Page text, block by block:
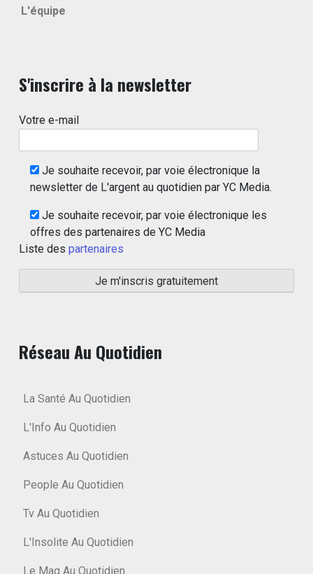
L'équipe
S'inscrire à la newsletter
Votre e-mail
Je souhaite recevoir, par voie électronique la
newsletter de L'argent au quotidien par YC Media.
Je souhaite recevoir, par voie électronique les
offres des partenaires de YC Media
Liste des partenaires
Réseau Au Quotidien
La Santé Au Quotidien
L'Info Au Quotidien
Astuces Au Quotidien
People Au Quotidien
Tv Au Quotidien
L'Insolite Au Quotidien
Le Mag Au Quotidien